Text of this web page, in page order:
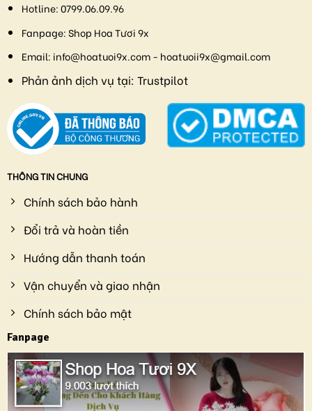
Hotline:0799.06.09.96
Fanpage:Shop Hoa Tươi 9x
Email: info@hoatuoi9x.com - hoatuoii9x@gmail.com
Phản ảnh dịch vụ tại: Trustpilot
THÔNG TIN CHUNG
Chính sách bảo hành
Đổi trả và hoàn tiền
Hướng dẫn thanh toán
Vận chuyển và giao nhận
Chính sách bảo mật
Fanpage